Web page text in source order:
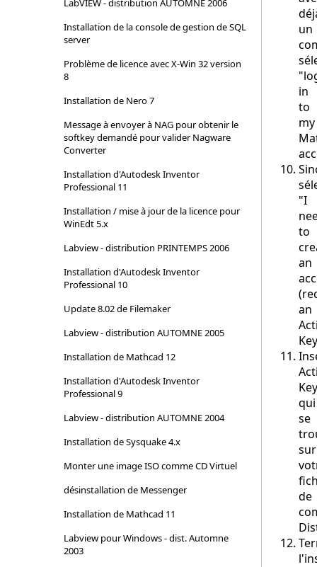
LabVIEW - distribution AUTOMNE 2006
Installation de la console de gestion de SQL
server
Problème de licence avec X-Win 32 version
8
Installation de Nero 7
Message à envoyer à NAG pour obtenir le
softkey demandé pour valider Nagware
Converter
Installation d'Autodesk Inventor
Professional 11
Installation / mise à jour de la licence pour
WinEdt 5.x
Labview - distribution PRINTEMPS 2006
Installation d'Autodesk Inventor
Professional 10
Update 8.02 de Filemaker
Labview - distribution AUTOMNE 2005
Installation de Mathcad 12
Installation d'Autodesk Inventor
Professional 9
Labview - distribution AUTOMNE 2004
Installation de Sysquake 4.x
Monter une image ISO comme CD Virtuel
désinstallation de Messenger
Installation de Mathcad 11
Labview pour Windows - dist. Automne
2003
un
in
to
my
"I
to
an
an
Key
se
sur
de